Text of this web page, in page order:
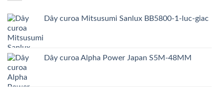
Dây curoa Mitsusumi Sanlux BB5800-1-luc-giac
Dây curoa Alpha Power Japan S5M-48MM